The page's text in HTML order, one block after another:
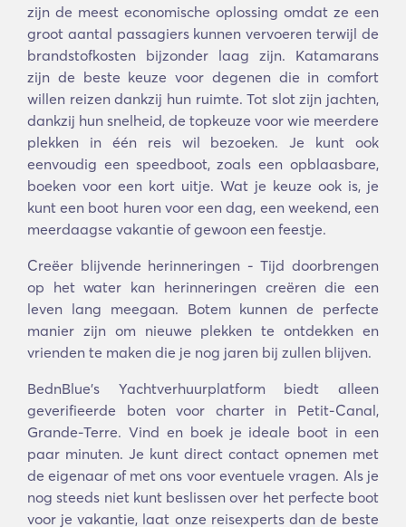
zijn de meest economische oplossing omdat ze een
groot aantal passagiers kunnen vervoeren terwijl de
brandstofkosten bijzonder laag zijn. Katamarans
zijn de beste keuze voor degenen die in comfort
willen reizen dankzij hun ruimte. Tot slot zijn jachten,
dankzij hun snelheid, de topkeuze voor wie meerdere
plekken in één reis wil bezoeken. Je kunt ook
eenvoudig een speedboot, zoals een opblaasbare,
boeken voor een kort uitje. Wat je keuze ook is, je
kunt een boot huren voor een dag, een weekend, een
meerdaagse vakantie of gewoon een feestje.
Creëer blijvende herinneringen - Tijd doorbrengen
op het water kan herinneringen creëren die een
leven lang meegaan. Botem kunnen de perfecte
manier zijn om nieuwe plekken te ontdekken en
vrienden te maken die je nog jaren bij zullen blijven.
BednBlue's Yachtverhuurplatform biedt alleen
geverifieerde boten voor charter in Petit-Canal,
Grande-Terre. Vind en boek je ideale boot in een
paar minuten. Je kunt direct contact opnemen met
de eigenaar of met ons voor eventuele vragen. Als je
nog steeds niet kunt beslissen over het perfecte boot
voor je vakantie, laat onze reisexperts dan de beste